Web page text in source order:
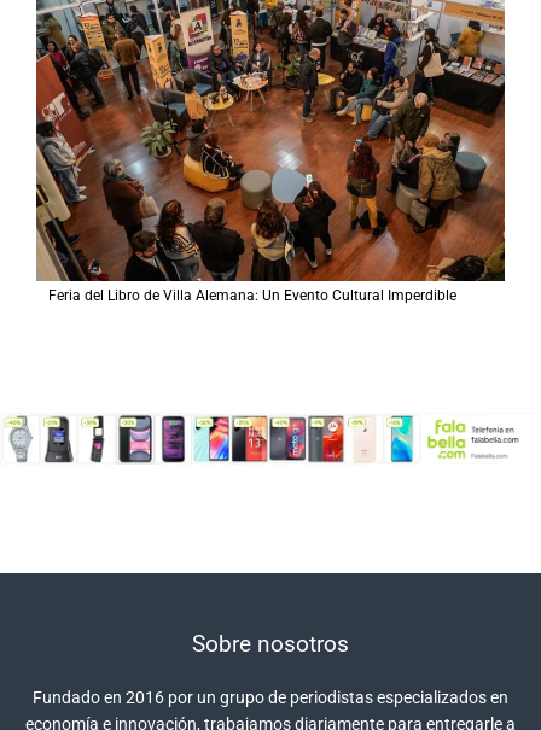
Feria del Libro de Villa Alemana: Un Evento Cultural Imperdible
Sobre nosotros
Fundado en 2016 por un grupo de periodistas especializados en
economía e innovación, trabajamos diariamente para entregarle a